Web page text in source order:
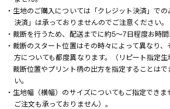
・生地のご購入については「クレジット決済」での
決済」は承っておりませんのでご注意ください。
・裁断を行うため、配送までに約5～7日程度お時間
・裁断のスタート位置はその時々によって異なり
方についても都度異なります。（リピート指定生
裁断位置やプリント柄の出方を指定することはで
い。
・生地幅（横幅）のサイズについてもご指定でき
ご注文も承っておりません）。